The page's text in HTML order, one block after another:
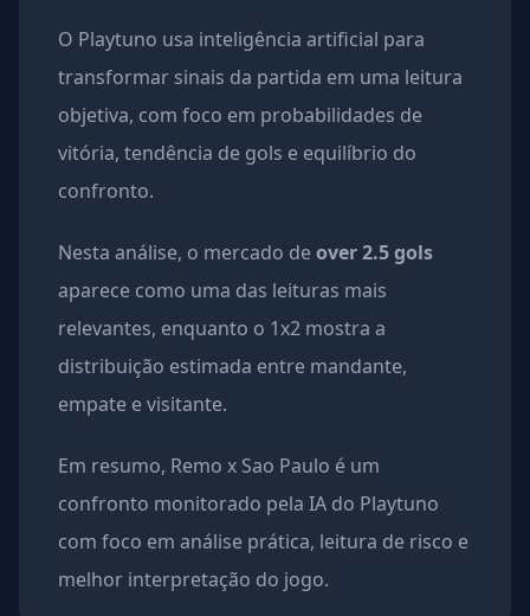
O Playtuno usa inteligência artificial para
transformar sinais da partida em uma leitura
objetiva, com foco em probabilidades de
vitória, tendência de gols e equilíbrio do
confronto.
Nesta análise, o mercado deover 2.5 gols
aparece como uma das leituras mais
relevantes, enquanto o 1x2 mostra a
distribuição estimada entre mandante,
empate e visitante.
Em resumo, Remo x Sao Paulo é um
confronto monitorado pela IA do Playtuno
com foco em análise prática, leitura de risco e
melhor interpretação do jogo.